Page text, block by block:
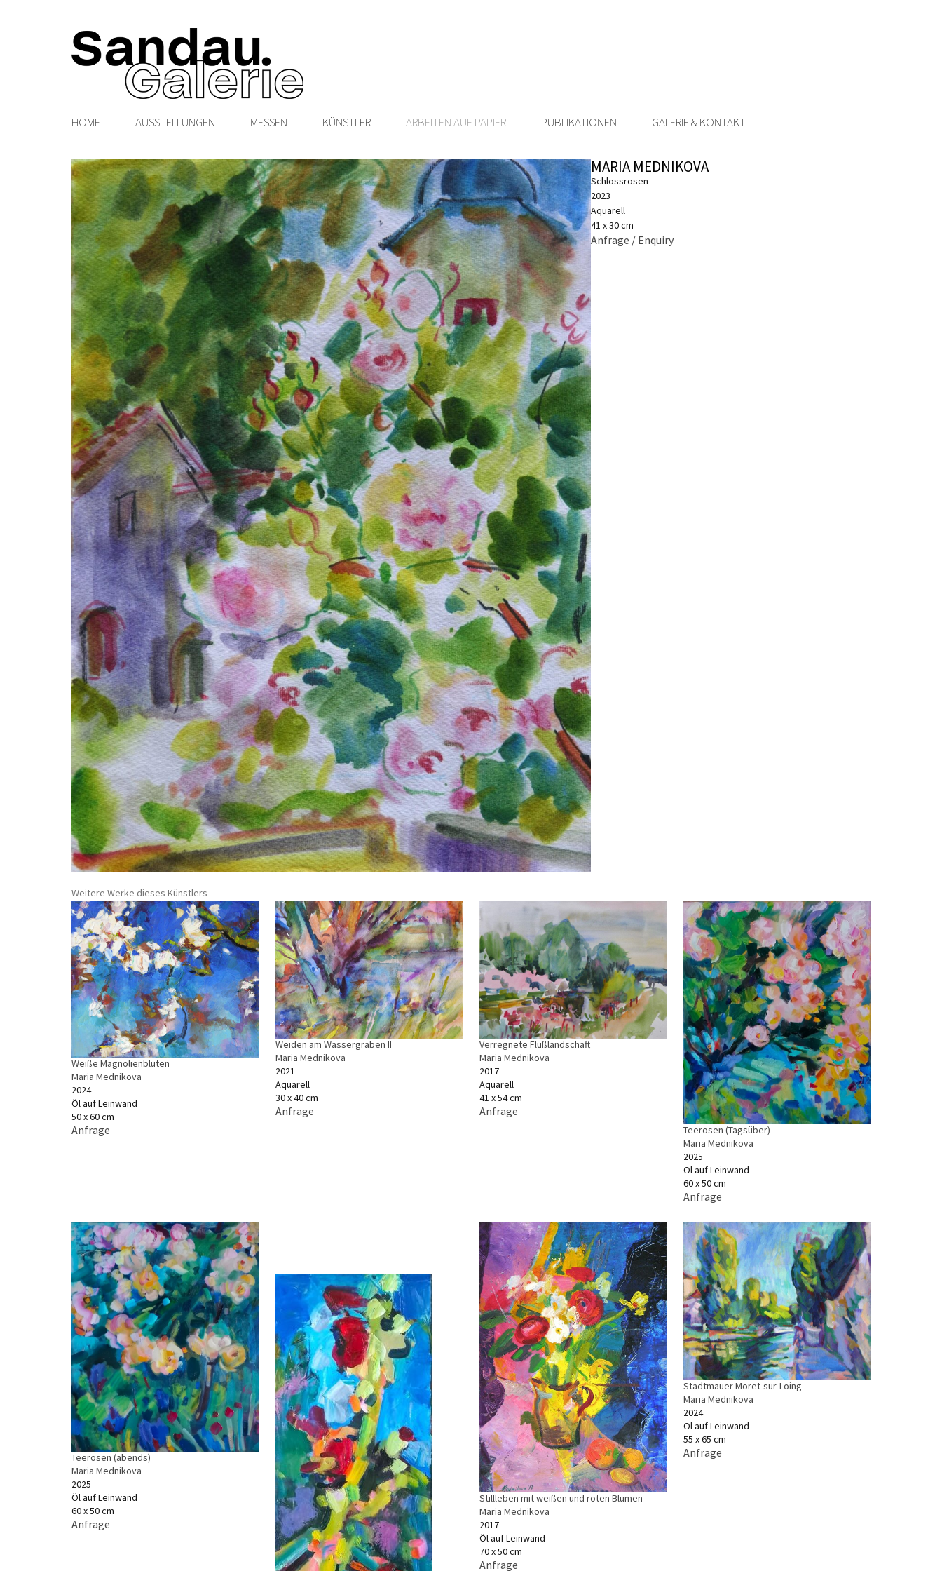
HOME AUSSTELLUNGEN MESSEN KÜNSTLER ARBEITEN AUF PAPIER PUBLIKATIONEN GALERIE & KONTAKT
MARIA MEDNIKOVA
Schlossrosen
2023
Aquarell
41 x 30 cm
Anfrage / Enquiry
Weitere Werke dieses Künstlers
Weiße Magnolienblüten
Maria Mednikova
2024
Öl auf Leinwand
50 x 60 cm
Anfrage
Weiden am Wassergraben II
Maria Mednikova
2021
Aquarell
30 x 40 cm
Anfrage
Verregnete Flußlandschaft
Maria Mednikova
2017
Aquarell
41 x 54 cm
Anfrage
Teerosen (Tagsüber)
Maria Mednikova
2025
Öl auf Leinwand
60 x 50 cm
Anfrage
Teerosen (abends)
Maria Mednikova
2025
Öl auf Leinwand
60 x 50 cm
Anfrage
Stillleben mit weißen und roten Blumen
Maria Mednikova
2017
Öl auf Leinwand
70 x 50 cm
Anfrage
Stadtmauer Moret-sur-Loing
Maria Mednikova
2024
Öl auf Leinwand
55 x 65 cm
Anfrage